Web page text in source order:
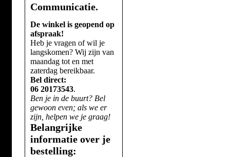
Communicatie.
De winkel is geopend op
afspraak!
Heb je vragen of wil je
langskomen? Wij zijn van
maandag tot en met
zaterdag bereikbaar.
Bel direct:
06 20173543.
Ben je in de buurt? Bel
gewoon even; als we er
zijn, helpen we je graag!
Belangrijke
informatie over je
bestelling: